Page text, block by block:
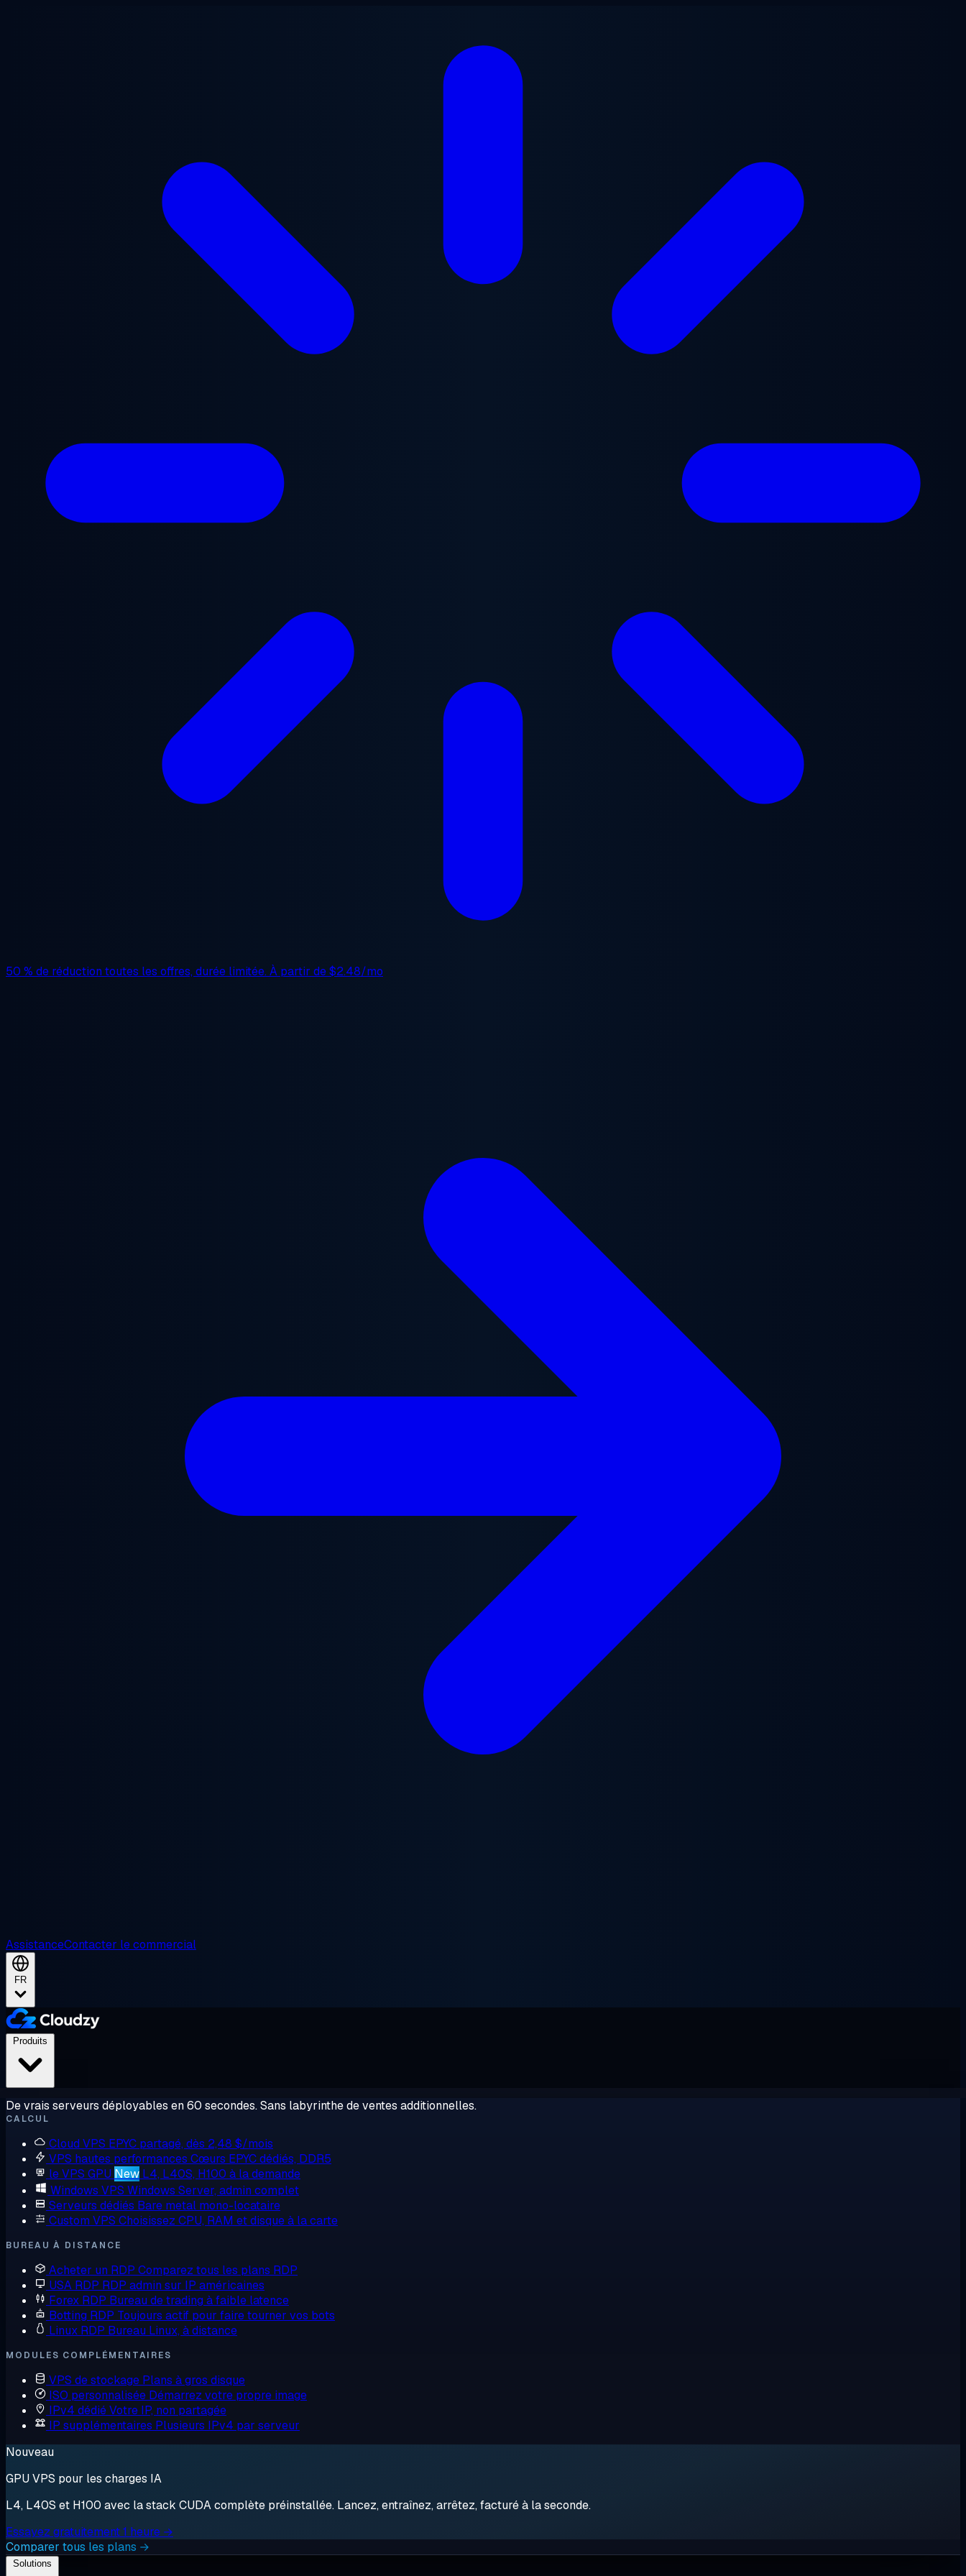
50 % de réduction toutes les offres, durée limitée. À partir de$2.48/mo
AssistanceContacter le commercial
FR
De vrais serveurs déployables en 60 secondes. Sans labyrinthe de ventes additionnelles.
CALCUL
Cloud VPS EPYC partagé, dès 2,48 $/mois
VPS hautes performances Cœurs EPYC dédiés, DDR5
le VPS GPU New L4, L40S, H100 à la demande
Windows VPS Windows Server, admin complet
Serveurs dédiés Bare metal mono-locataire
Custom VPS Choisissez CPU, RAM et disque à la carte
BUREAU À DISTANCE
Acheter un RDP Comparez tous les plans RDP
USA RDP RDP admin sur IP américaines
Forex RDP Bureau de trading à faible latence
Botting RDP Toujours actif pour faire tourner vos bots
Linux RDP Bureau Linux, à distance
MODULES COMPLÉMENTAIRES
VPS de stockage Plans à gros disque
ISO personnalisée Démarrez votre propre image
IPv4 dédiéVotre IP, non partagée
IP supplémentaires Plusieurs IPv4 par serveur
Nouveau
GPU VPS pour les charges IA
L4, L40S et H100 avec la stack CUDA complète préinstallée. Lancez, entraînez, arrêtez, facturé à la seconde.
Essayez gratuitement 1 heure →
Comparer tous les plans →